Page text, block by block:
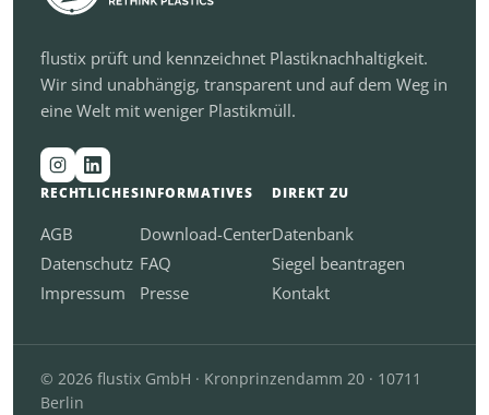
flustix prüft und kennzeichnet Plastiknachhaltigkeit.
Wir sind unabhängig, transparent und auf dem Weg in
eine Welt mit weniger Plastikmüll.
RECHTLICHES
AGB
Datenschutz
Impressum
INFORMATIVES
Download-Center
FAQ
Presse
DIREKT ZU
Datenbank
Siegel beantragen
Kontakt
© 2026 flustix GmbH · Kronprinzendamm 20 · 10711
Berlin